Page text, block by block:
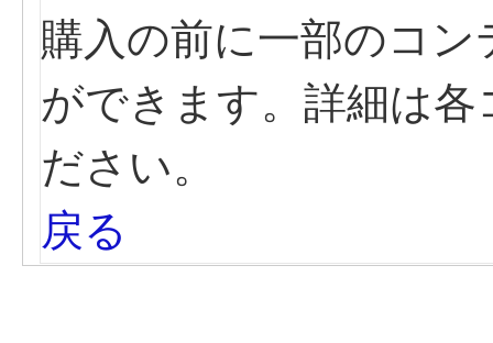
購入の前に一部のコ
ができます。詳細は
ださい。
戻る